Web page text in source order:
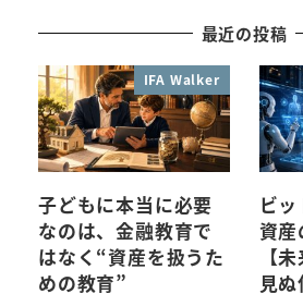
最近の投稿
IFA Walker
子どもに本当に必要
なのは、金融教育で
はなく“資産を扱うた
めの教育”
ビ
資産
【
見